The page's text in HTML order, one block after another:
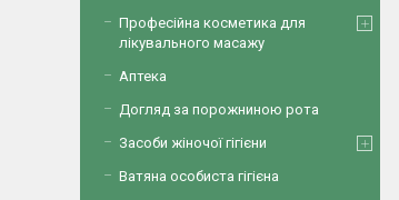
Професійна косметика для
лікувального масажу
Аптека
Догляд за порожниною рота
Засоби жіночої гігієни
Ватяна особиста гігієна